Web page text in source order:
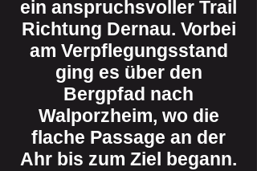
ein anspruchsvoller Trail
Richtung Dernau. Vorbei
am Verpflegungsstand
ging es über den
Bergpfad nach
Walporzheim, wo die
flache Passage an der
Ahr bis zum Ziel begann.